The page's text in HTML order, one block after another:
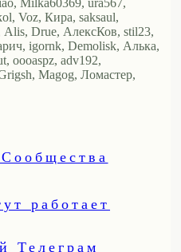
Milka60369, ura567,
Voz, Кира, saksaul,
Drue, АлексКов, stil23,
igornk, Demolisk, Алька,
oooaspz, adv192,
Magog, Ломастер,
работает
Телеграм